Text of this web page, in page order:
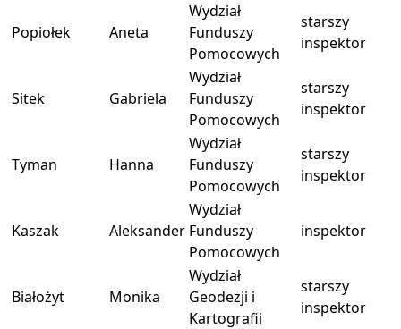
Popiołek Aneta
Wydział
Funduszy
Pomocowych
starszy
inspektor
Sitek Gabriela
Wydział
Funduszy
Pomocowych
starszy
inspektor
Tyman Hanna
Wydział
Funduszy
Pomocowych
starszy
inspektor
Kaszak Aleksander
Wydział
Funduszy
Pomocowych
inspektor
Białożyt Monika
Wydział
Geodezji i
Kartografii
starszy
inspektor